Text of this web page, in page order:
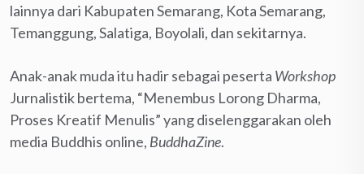
lainnya dari Kabupaten Semarang, Kota Semarang,
Temanggung, Salatiga, Boyolali, dan sekitarnya.
Anak-anak muda itu hadir sebagai peserta Workshop
Jurnalistik bertema, “Menembus Lorong Dharma,
Proses Kreatif Menulis” yang diselenggarakan oleh
media Buddhis online, BuddhaZine.